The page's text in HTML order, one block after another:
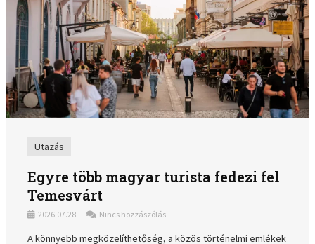
Utazás
Egyre több magyar turista fedezi fel
Temesvárt
2026.07.28. Nincs hozzászólás
A könnyebb megközelíthetőség, a közös történelmi emlékek